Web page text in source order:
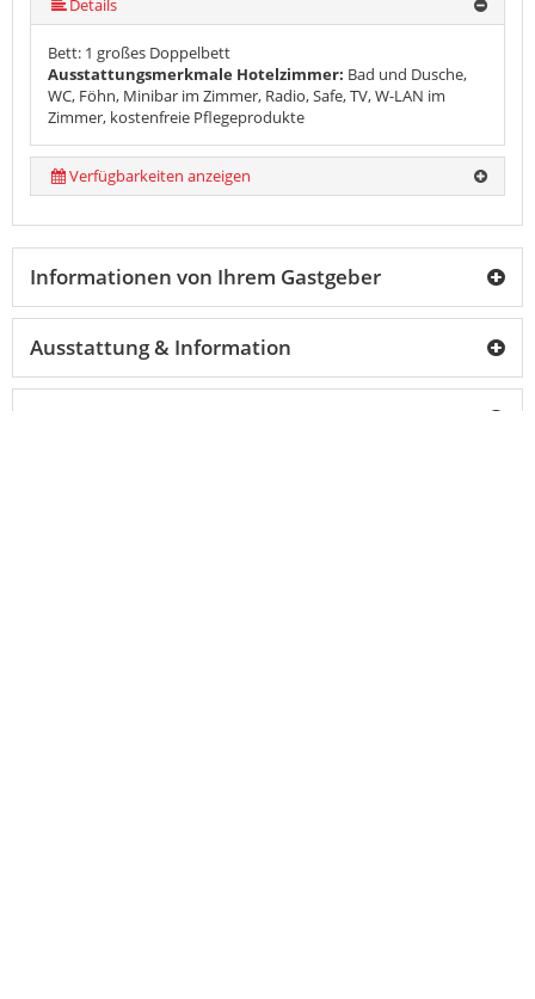
Bett: 1 großes Doppelbett
Ausstattungsmerkmale Hotelzimmer: Bad und Dusche,
WC, Föhn, Minibar im Zimmer, Radio, Safe, TV, W-LAN im
Zimmer, kostenfreie Pflegeprodukte
Verfügbarkeiten anzeigen
Informationen von Ihrem Gastgeber
Ausstattung & Information